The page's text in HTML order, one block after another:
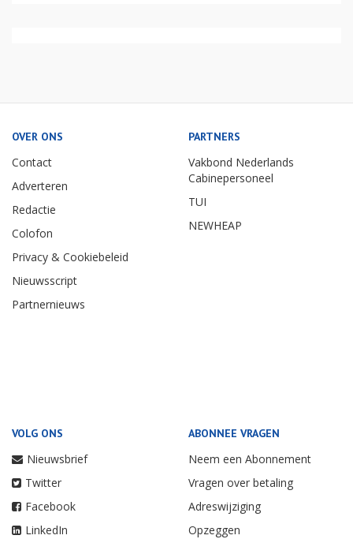
OVER ONS
Contact
Adverteren
Redactie
Colofon
Privacy & Cookiebeleid
Nieuwsscript
Partnernieuws
PARTNERS
Vakbond Nederlands
Cabinepersoneel
TUI
NEWHEAP
VOLG ONS
Nieuwsbrief
Twitter
Facebook
LinkedIn
ABONNEE VRAGEN
Neem een Abonnement
Vragen over betaling
Adreswijziging
Opzeggen